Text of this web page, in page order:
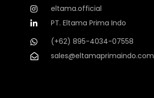
eltama.official
PT. Eltama Prima Indo
(+62) 895-4034-07558
sales@eltamaprimaindo.com